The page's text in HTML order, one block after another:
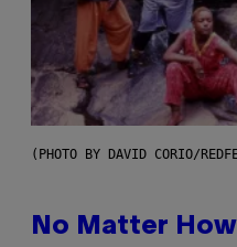
(PHOTO BY DAVID CORIO/
No Matter